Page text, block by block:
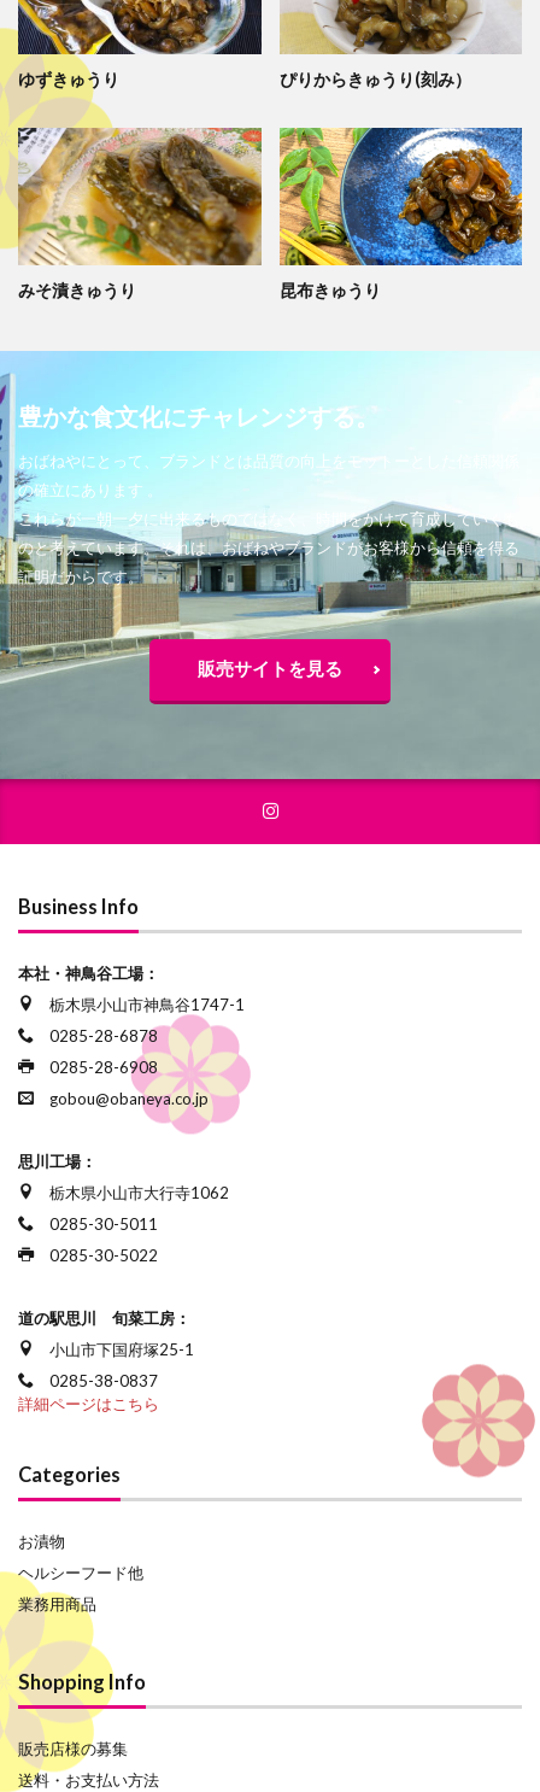
ゆずきゅうり ぴりからきゅうり(刻み）
みそ漬きゅうり 昆布きゅうり
豊かな食文化にチャレンジする。
おばねやにとって、ブランドとは品質の向上をモットーとした信頼関係
の確立にあります 。
これらが一朝一夕に出来るものではなく、時間をかけて育成していくも
のと考えています。それは、おばねやブランドがお客様から信頼を得る
証明だからです。
販売サイトを見る
Business Info
本社・神鳥谷工場：
栃木県小山市神鳥谷1747-1
0285-28-6878
0285-28-6908
gobou@obaneya.co.jp
思川工場：
栃木県小山市大行寺1062
0285-30-5011
0285-30-5022
道の駅思川 旬菜工房：
小山市下国府塚25-1
0285-38-0837
詳細ページはこちら
Categories
お漬物
ヘルシーフード他
業務用商品
Shopping Info
販売店様の募集
送料・お支払い方法